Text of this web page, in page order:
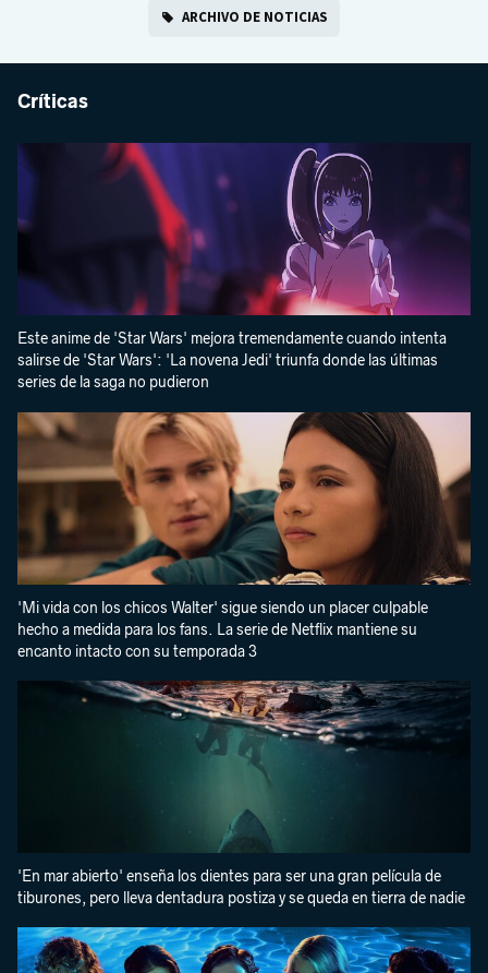
ARCHIVO DE NOTICIAS
Críticas
Este anime de 'Star Wars' mejora tremendamente cuando intenta
salirse de 'Star Wars': 'La novena Jedi' triunfa donde las últimas
series de la saga no pudieron
'Mi vida con los chicos Walter' sigue siendo un placer culpable
hecho a medida para los fans. La serie de Netflix mantiene su
encanto intacto con su temporada 3
'En mar abierto' enseña los dientes para ser una gran película de
tiburones, pero lleva dentadura postiza y se queda en tierra de nadie